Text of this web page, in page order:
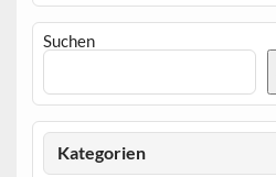
Suchen
Kategorien